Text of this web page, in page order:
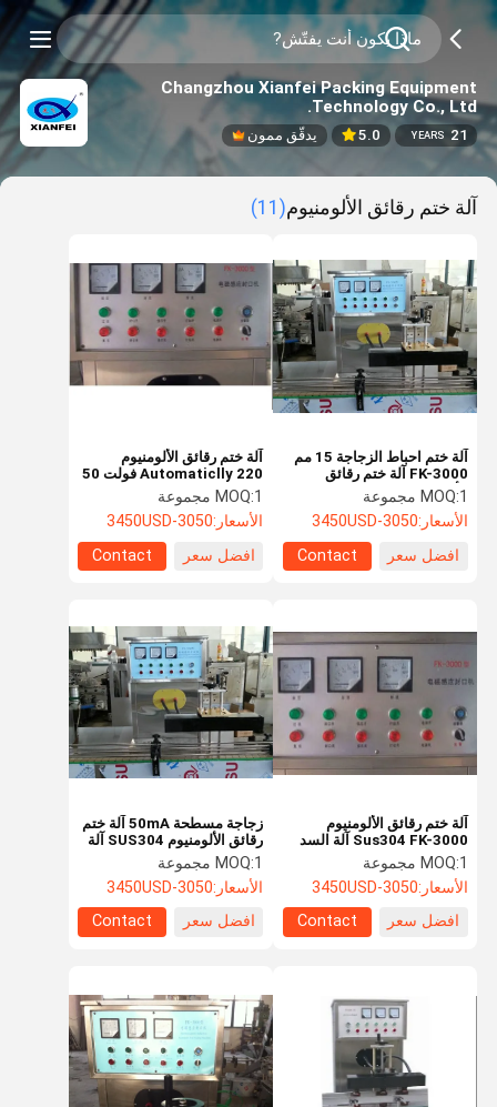
Changzhou Xianfei Packing Equipment
Technology Co., Ltd.
21
YEARS
5.0 يدقّق ممون
آلة ختم رقائق الألومنيوم(11)
آلة ختم رقائق الألومنيوم
Automaticlly 220 فولت 50
ممMOQ:1 مجموعة
الأسعار:3050-3450USD
افضل سعر
Contact
آلة ختم احباط الزجاجة 15 مم
FK-3000 آلة ختم رقائق
الألومنيوم
MOQ:1 مجموعة
الأسعار:3050-3450USD
افضل سعر
Contact
زجاجة مسطحة 50mA آلة ختم
رقائق الألومنيوم SUS304 آلة
ختم جرة بلاستيكية
MOQ:1 مجموعة
الأسعار:3050-3450USD
افضل سعر
Contact
آلة ختم رقائق الألومنيوم
Sus304 FK-3000 آلة السد
بالرقائق التعريفي
MOQ:1 مجموعة
الأسعار:3050-3450USD
افضل سعر
Contact